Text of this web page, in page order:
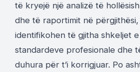
të kryejë një analizë të
dhe të raportimit në
identifikohen të gjitha shkeljet
standardeve profesionale dhe
duhura për t’i korrigjuar. Po